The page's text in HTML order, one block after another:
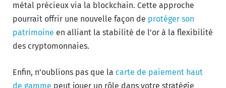
métal précieux via la blockchain. Cette approche
pourrait offrir une nouvelle façon de protéger son
patrimoine en alliant la stabilité de l’or à la flexibilité
des cryptomonnaies.
Enfin, n’oublions pas que la carte de paiement haut
de gamme peut jouer un rôle dans votre stratégie